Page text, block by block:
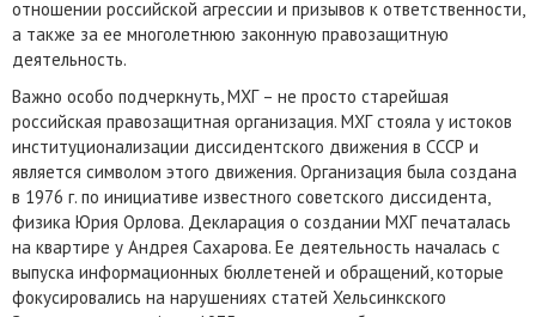
отношении российской агрессии и призывов к ответственности,
а также за ее многолетнюю законную правозащитную
деятельность.
Важно особо подчеркнуть, МХГ – не просто старейшая
российская правозащитная организация. МХГ стояла у истоков
институционализации диссидентского движения в СССР и
является символом этого движения. Организация была создана
в 1976 г. по инициативе известного советского диссидента,
физика Юрия Орлова. Декларация о создании МХГ печаталась
на квартире у Андрея Сахарова. Ее деятельность началась с
выпуска информационных бюллетеней и обращений, которые
фокусировались на нарушениях статей Хельсинкского